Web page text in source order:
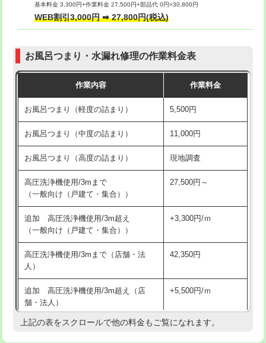
交換・取付（タンク）
交換・取付（普通便座） 11,000円+材料費
交換・取付（温水洗浄便座） 16,500円+材料費
交換・取付(単水栓（壁付・デッキ
式）)
13,200円+材料費
交換・取付(混合水栓（壁付・デッキ
式・ワンホール）)
16,500円+材料費
交換・取付(排水栓・排水トラップ
（P/S/ポップアップ））
22,000円+材料費
交換・取付（その他部品） 11,000円+材料費
持込商品取付（単水栓） 13,200円
持込商品取付（混合水栓）
持込商品取付（浄水器・分岐水栓） 16,500円
持込商品取付（温水洗浄便座） 22,000円
持込商品取付（普通便座⇔温水洗浄便
22,000円
基本料金 3,300円+作業料金 27,500円+部品代 0円=30,800円
WEB割引3,000円 ➡ 27,800円(税込)
お風呂つまり・水漏れ修理の作業料金表
作業内容 作業料金
お風呂つまり（軽度の詰まり） 5,500円
お風呂つまり（中度の詰まり） 11,000円
お風呂つまり（高度の詰まり） 現地調査
高圧洗浄機使用/3mまで
（一般向け（戸建て・集合））
27,500円～
追加 高圧洗浄機使用/3m超え
（一般向け（戸建て・集合））
+3,300円/ｍ
高圧洗浄機使用/3mまで（店舗・法
人）
42,350円
追加 高圧洗浄機使用/3m超え（店
舗・法人）
+5,500円/ｍ
高度高圧洗浄換 現地調査
上記の表をスクロールで他の料金もご覧になれます。